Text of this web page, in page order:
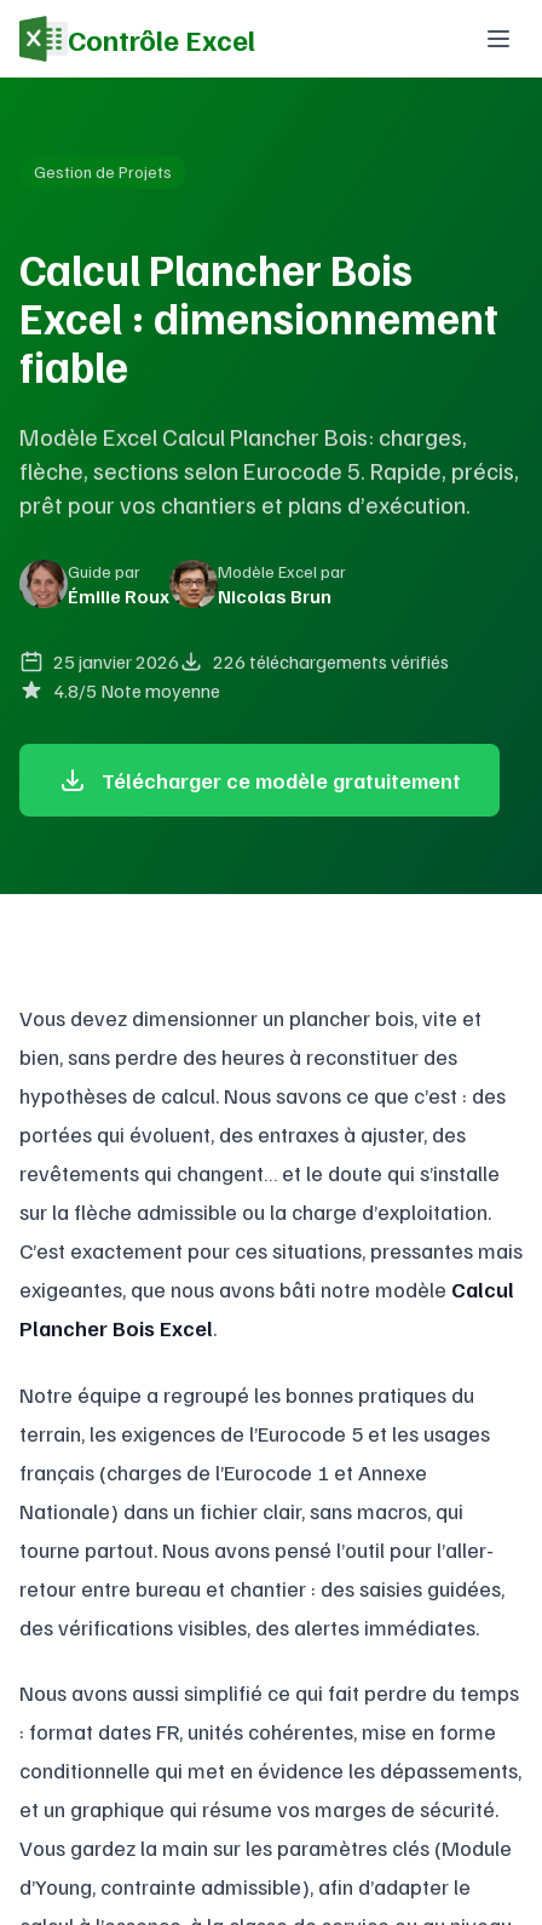
Contrôle Excel
Gestion de Projets
Calcul Plancher Bois
Excel : dimensionnement
fiable
Modèle Excel Calcul Plancher Bois: charges,
flèche, sections selon Eurocode 5. Rapide, précis,
prêt pour vos chantiers et plans d’exécution.
Guide par
Émilie Roux
Modèle Excel par
Nicolas Brun
25 janvier 2026
226 téléchargements vérifiés
4.8/5 Note moyenne
Télécharger ce modèle gratuitement
Vous devez dimensionner un plancher bois, vite et
bien, sans perdre des heures à reconstituer des
hypothèses de calcul. Nous savons ce que c’est : des
portées qui évoluent, des entraxes à ajuster, des
revêtements qui changent… et le doute qui s’installe
sur la flèche admissible ou la charge d’exploitation.
C’est exactement pour ces situations, pressantes mais
exigeantes, que nous avons bâti notre modèle Calcul
Plancher Bois Excel.
Notre équipe a regroupé les bonnes pratiques du
terrain, les exigences de l’Eurocode 5 et les usages
français (charges de l’Eurocode 1 et Annexe
Nationale) dans un fichier clair, sans macros, qui
tourne partout. Nous avons pensé l’outil pour l’aller-
retour entre bureau et chantier : des saisies guidées,
des vérifications visibles, des alertes immédiates.
Nous avons aussi simplifié ce qui fait perdre du temps
: format dates FR, unités cohérentes, mise en forme
conditionnelle qui met en évidence les dépassements,
et un graphique qui résume vos marges de sécurité.
Vous gardez la main sur les paramètres clés (Module
d’Young, contrainte admissible), afin d’adapter le